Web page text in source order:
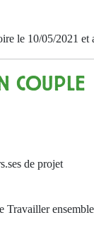
le 10/05/2021 et
COUPLE
de projet
Travailler